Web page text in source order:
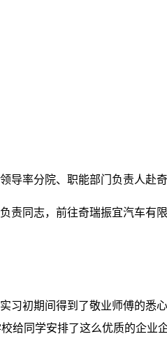
率分院、职能部门负责人赴
同志，前往奇瑞振宜汽车有
习初期间得到了敬业师傅的悉
给同学安排了这么优质的企业